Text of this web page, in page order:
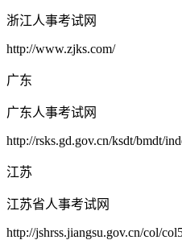
浙江人事考试网
http://www.zjks.com/
广东
广东人事考试网
http://rsks.gd.gov.cn/ksdt/bmdt/
江苏
江苏省人事考试网
http://jshrss.jiangsu.gov.cn/col/